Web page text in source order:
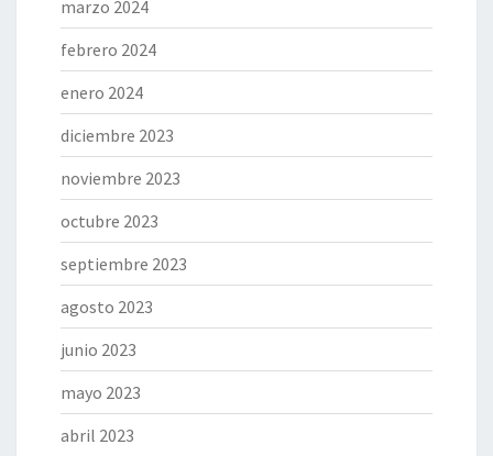
marzo 2024
febrero 2024
enero 2024
diciembre 2023
noviembre 2023
octubre 2023
septiembre 2023
agosto 2023
junio 2023
mayo 2023
abril 2023